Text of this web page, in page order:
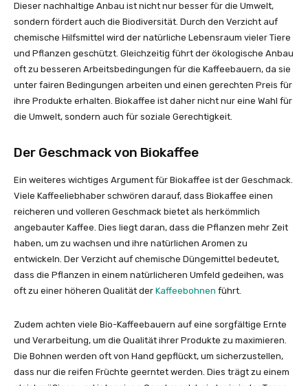
Dieser nachhaltige Anbau ist nicht nur besser für die Umwelt,
sondern fördert auch die Biodiversität. Durch den Verzicht auf
chemische Hilfsmittel wird der natürliche Lebensraum vieler Tiere
und Pflanzen geschützt. Gleichzeitig führt der ökologische Anbau
oft zu besseren Arbeitsbedingungen für die Kaffeebauern, da sie
unter fairen Bedingungen arbeiten und einen gerechten Preis für
ihre Produkte erhalten. Biokaffee ist daher nicht nur eine Wahl für
die Umwelt, sondern auch für soziale Gerechtigkeit.
Der Geschmack von Biokaffee
Ein weiteres wichtiges Argument für Biokaffee ist der Geschmack.
Viele Kaffeeliebhaber schwören darauf, dass Biokaffee einen
reicheren und volleren Geschmack bietet als herkömmlich
angebauter Kaffee. Dies liegt daran, dass die Pflanzen mehr Zeit
haben, um zu wachsen und ihre natürlichen Aromen zu
entwickeln. Der Verzicht auf chemische Düngemittel bedeutet,
dass die Pflanzen in einem natürlicheren Umfeld gedeihen, was
oft zu einer höheren Qualität der Kaffeebohnen führt.
Zudem achten viele Bio-Kaffeebauern auf eine sorgfältige Ernte
und Verarbeitung, um die Qualität ihrer Produkte zu maximieren.
Die Bohnen werden oft von Hand gepflückt, um sicherzustellen,
dass nur die reifen Früchte geerntet werden. Dies trägt zu einem